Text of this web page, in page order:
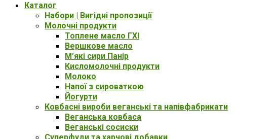
Каталог
Набори | Вигідні пропозиції
Молочні продукти
Топлене масло ГХІ
Вершкове масло
М’які сири Панір
Кисломолочні продукти
Молоко
Напої з сироваткою
Йогурти
Ковбасні вироби веганські та напівфабрикати
Веганська ковбаса
Веганські сосиски